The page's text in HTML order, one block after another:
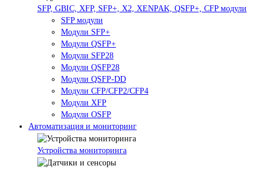
SFP, GBIC, XFP, SFP+, X2, XENPAK, QSFP+, CFP модули
SFP модули
Модули SFP+
Модули QSFP+
Модули SFP28
Модули QSFP28
Модули QSFP-DD
Модули CFP/CFP2/CFP4
Модули XFP
Модули OSFP
Автоматизация и мониторинг
Устройства мониторинга